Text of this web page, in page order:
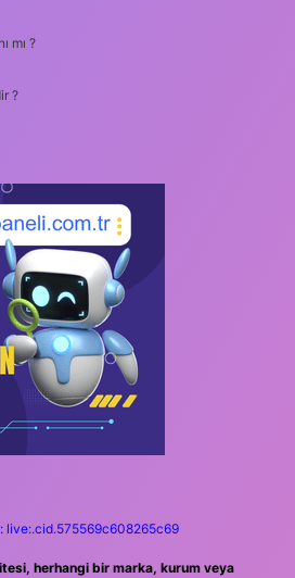
mı ?
?
live:.cid.575569c608265c69
herhangi bir marka, kurum veya